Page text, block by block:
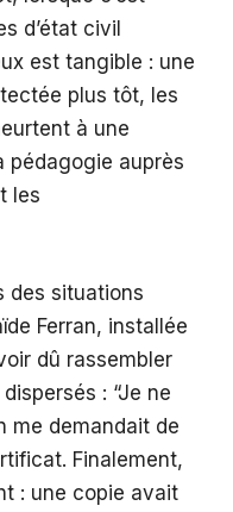
d’état civil
est tangible : une
plus tôt, les
à une
pédagogie auprès
les
des situations
Ferran, installée
dû rassembler
: “Je ne
me demandait de
Finalement,
: une copie avait